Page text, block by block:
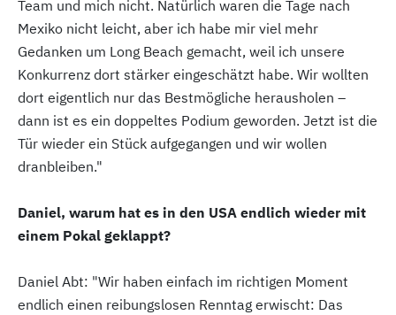
Team und mich nicht. Natürlich waren die Tage nach
Mexiko nicht leicht, aber ich habe mir viel mehr
Gedanken um Long Beach gemacht, weil ich unsere
Konkurrenz dort stärker eingeschätzt habe. Wir wollten
dort eigentlich nur das Bestmögliche herausholen –
dann ist es ein doppeltes Podium geworden. Jetzt ist die
Tür wieder ein Stück aufgegangen und wir wollen
dranbleiben."
Daniel, warum hat es in den USA endlich wieder mit
einem Pokal geklappt?
Daniel Abt: "Wir haben einfach im richtigen Moment
endlich einen reibungslosen Renntag erwischt: Das